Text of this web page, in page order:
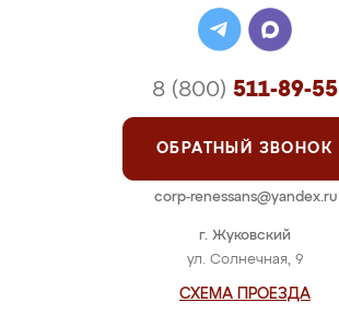
г. Жуковский
ул. Солнечная, 9
СХЕМА ПРОЕЗДА
8 (800) 511-89-55
ОБРАТНЫЙ ЗВОНОК
corp-renessans@yandex.ru